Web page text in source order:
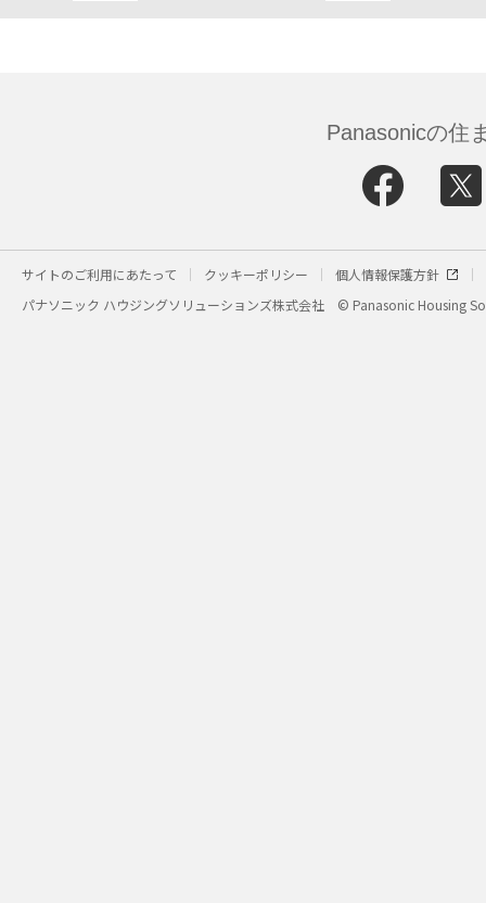
Panasonicの住
サイトのご利用にあたって クッキーポリシー
個人情報保護方針
パナソニック ハウジングソリューションズ株式会社
© Panasonic Housing